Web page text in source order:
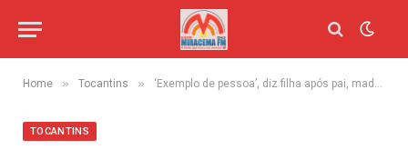
Home » Tocantins » ‘Exemplo de pessoa’, diz filha após pai, madrasta e irmão morrerem em acidente entre caminhonete e caminhão na BR-153
TOCANTINS